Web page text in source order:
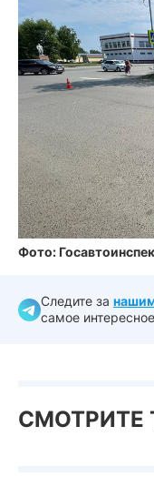
Фото:
Следите за
самое интересное
СМОТРИТЕ